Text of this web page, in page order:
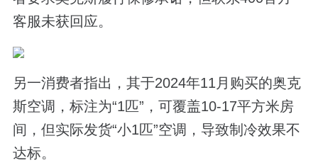
客服未获回应。
另一消费者指出，其于2024年11月购买的奥克
斯空调，标注为“1匹”，可覆盖10-17平方米房
间，但实际发货“小1匹”空调，导致制冷效果不
达标。